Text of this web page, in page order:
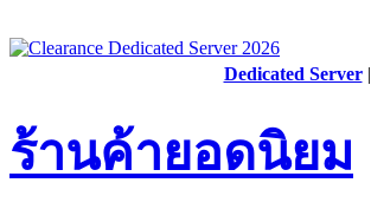
Dedicated Server|
ร้านค้ายอดนิยม